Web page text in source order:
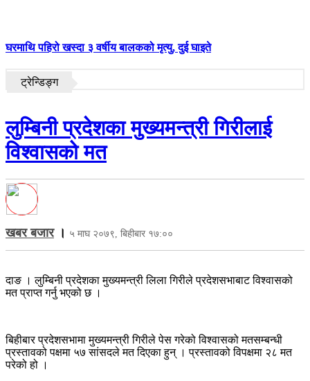
घरमाथि पहिरो खस्दा ३ वर्षीय बालकको मृत्यु, दुई घाइते
ट्रेन्डिङ्ग
लुम्बिनी प्रदेशका मुख्यमन्त्री गिरीलाई
विश्वासको मत
खबर बजार। ५ माघ २०७९, बिहीबार १७:००
दाङ । लुम्बिनी प्रदेशका मुख्यमन्त्री लिला गिरीले प्रदेशसभाबाट विश्वासको
मत प्राप्त गर्नु भएको छ ।
बिहीबार प्रदेशसभामा मुख्यमन्त्री गिरीले पेस गरेको विश्वासको मतसम्बन्धी
प्रस्तावको पक्षमा ५७ सांसदले मत दिएका हुन् । प्रस्तावको विपक्षमा २८ मत
परेको हो ।